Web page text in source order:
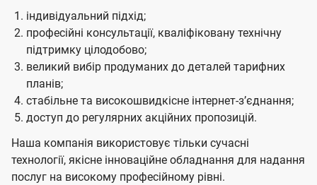
індивідуальний підхід;
професійні консультації, кваліфіковану технічну
підтримку цілодобово;
великий вибір продуманих до деталей тарифних
планів;
стабільне та високошвидкісне інтернет-зʼєднання;
доступ до регулярних акційних пропозицій.
Наша компанія використовує тільки сучасні
технології, якісне інноваційне обладнання для надання
послуг на високому професійному рівні.